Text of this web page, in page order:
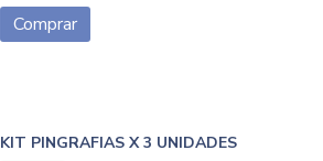
Comprar
KIT PINGRAFIAS X 3 UNIDADES